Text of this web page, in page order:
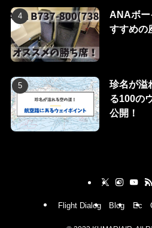
ANAボー
すすめの
珍名が溢
る100の
公開！
Flight Dialog Blog Ec